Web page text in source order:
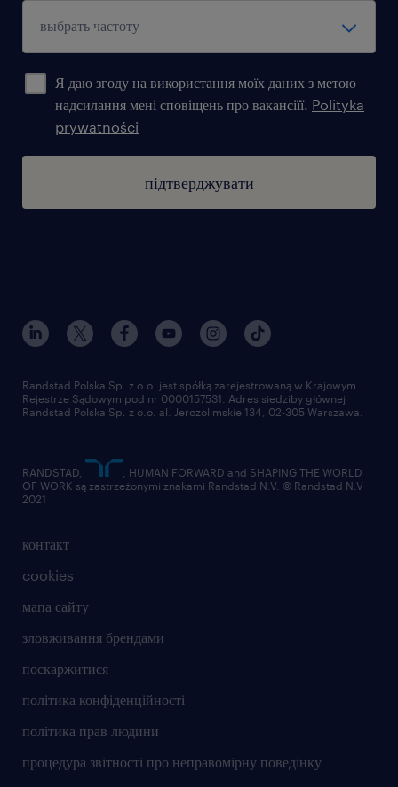
Я даю згоду на використання моїх даних з метою
надсилання мені сповіщень про вакансіїї. Polityka
prywatności
підтверджувати
контакт
cookies
мапа сайту
зловживання брендами
поскаржитися
політика конфіденційності
політика прав людини
процедура звітності про неправомірну поведінку
Randstad Polska Sp. z o.o. jest spółką zarejestrowaną w Krajowym
Rejestrze Sądowym pod nr 0000157531. Adres siedziby głównej
Randstad Polska Sp. z o.o. al. Jerozolimskie 134, 02-305 Warszawa.
RANDSTAD,
, HUMAN FORWARD and SHAPING THE WORLD
OF WORK są zastrzeżonymi znakami Randstad N.V. © Randstad N.V
2021